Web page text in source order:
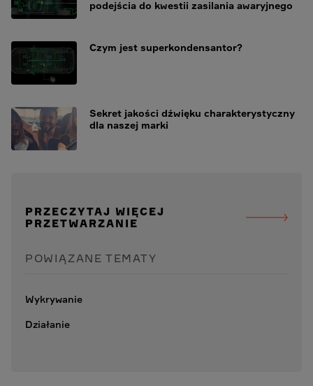
podejścia do kwestii zasilania awaryjnego
Czym jest superkondensantor?
Sekret jakości dźwięku charakterystyczny
dla naszej marki
PRZECZYTAJ WIĘCEJ
PRZETWARZANIE
POWIĄZANE TEMATY
Wykrywanie
Działanie